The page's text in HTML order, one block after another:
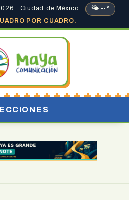
· Ciudad de México
🌤 --°
POR CUADRO.